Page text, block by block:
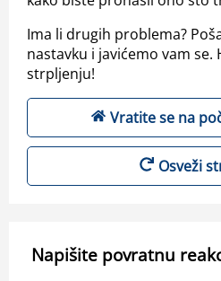
Ima li drugih problema?
nastavku i javićemo vam se.
strpljenju!
Vratite se na
Osveži
Napišite povratnu